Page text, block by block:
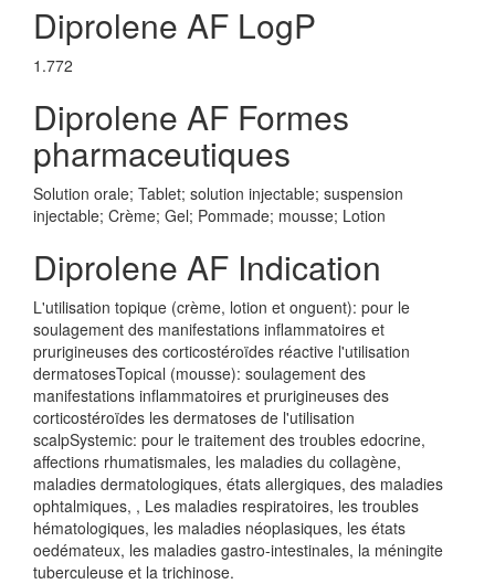
Diprolene AF LogP
1.772
Diprolene AF Formes
pharmaceutiques
Solution orale; Tablet; solution injectable; suspension
injectable; Crème; Gel; Pommade; mousse; Lotion
Diprolene AF Indication
L'utilisation topique (crème, lotion et onguent): pour le
soulagement des manifestations inflammatoires et
prurigineuses des corticostéroïdes réactive l'utilisation
dermatosesTopical (mousse): soulagement des
manifestations inflammatoires et prurigineuses des
corticostéroïdes les dermatoses de l'utilisation
scalpSystemic: pour le traitement des troubles edocrine,
affections rhumatismales, les maladies du collagène,
maladies dermatologiques, états allergiques, des maladies
ophtalmiques, , Les maladies respiratoires, les troubles
hématologiques, les maladies néoplasiques, les états
oedémateux, les maladies gastro-intestinales, la méningite
tuberculeuse et la trichinose.